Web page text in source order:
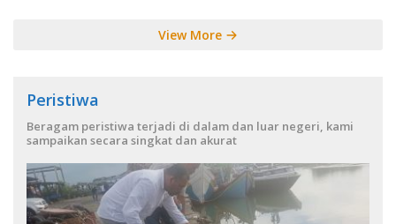
View More
Peristiwa
Beragam peristiwa terjadi di dalam dan luar negeri, kami
sampaikan secara singkat dan akurat